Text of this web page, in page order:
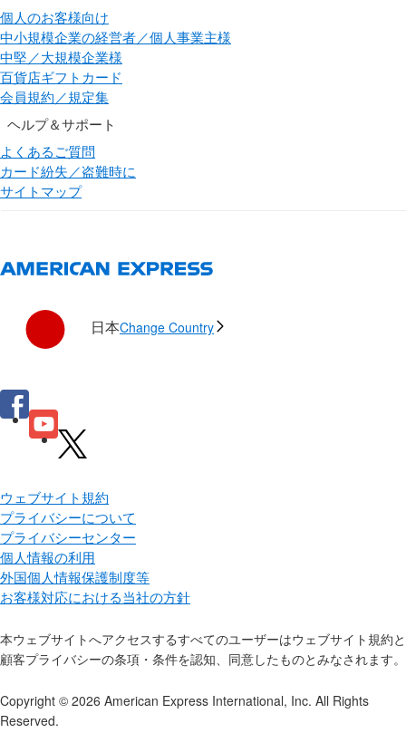
個人のお客様向け
中小規模企業の経営者／個人事業主様
中堅／大規模企業様
百貨店ギフトカード
会員規約／規定集
ヘルプ＆サポート
よくあるご質問
カード紛失／盗難時に
サイトマップ
日本Change Country
ウェブサイト規約
プライバシーについて
プライバシーセンター
個人情報の利用
外国個人情報保護制度等
お客様対応における当社の方針
本ウェブサイトへアクセスするすべてのユーザーはウェブサイト規約と
顧客プライバシーの条項・条件を認知、同意したものとみなされます。
Copyright © 2026 American Express International, Inc. All Rights
Reserved.